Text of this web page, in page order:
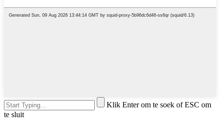
Klik Enter om te soek of ESC om
te sluit